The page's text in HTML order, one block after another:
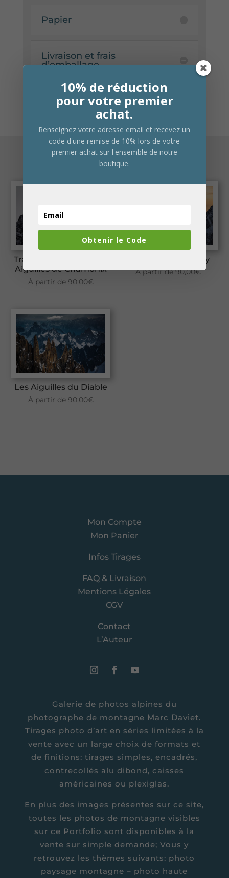
Papier
Livraison et frais
d’emballage
Produits similaires
Trait de lumière sur les
Aiguilles de Chamonix
À partir de90,00€
L’Arête de Peuterey
À partir de90,00€
Les Aiguilles du Diable
À partir de90,00€
Mon Compte
Mon Panier
Infos Tirages
FAQ & Livraison
Mentions Légales
CGV
Contact
L’Auteur
Galerie de photos alpines du
photographe de montagne Marc Daviet.
Tirages photo d’art en séries limitées à la
vente avec un large choix de formats et
de finitions: tirages simples, encadrés,
contrecollés alu dibond, caisses
américaines ou plexiglas.
En plus des images présentes sur ce site,
toutes les photos de montagne visibles
sur ce Portfolio sont disponibles à la
vente sur simple demande; Vous y
retrouvez les thèmes suivants: photo
paysage montagne – photo haute
10% de réduction
pour votre premier
achat.
Renseignez votre adresse email et recevez un
code d'une remise de 10% lors de votre
premier achat sur l'ensemble de notre
boutique.
Obtenir le Code